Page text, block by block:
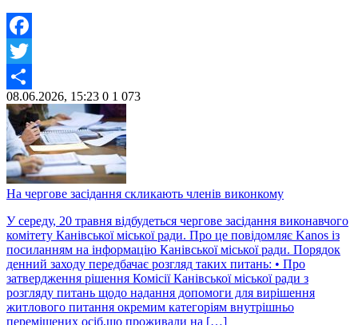
Facebook
Twitter
Share
08.06.2026, 15:23 0 1 073
На чергове засідання скликають членів виконкому
У середу, 20 травня відбудеться чергове засідання виконавчого
комітету Канівської міської ради. Про це повідомляє Kanos із
посиланням на інформацію Канівської міської ради. Порядок
денний заходу передбачає розгляд таких питань: • Про
затвердження рішення Комісії Канівської міської ради з
розгляду питань щодо надання допомоги для вирішення
житлового питання окремим категоріям внутрішньо
переміщених осіб,що проживали на […]